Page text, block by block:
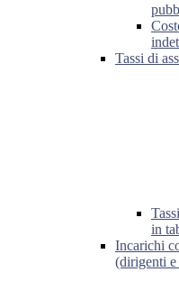
Tassi di
in
Incarichi
(dirigenti